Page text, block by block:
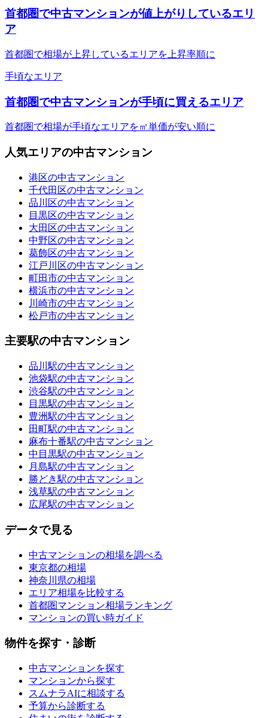
首都圏で中古マンションが値上がりしているエリ
ア
首都圏で相場が上昇しているエリアを上昇率順に
手頃なエリア
首都圏で中古マンションが手頃に買えるエリア
首都圏で相場が手頃なエリアを㎡単価が安い順に
人気エリアの中古マンション
港区の中古マンション
千代田区の中古マンション
品川区の中古マンション
目黒区の中古マンション
大田区の中古マンション
中野区の中古マンション
葛飾区の中古マンション
江戸川区の中古マンション
町田市の中古マンション
横浜市の中古マンション
川崎市の中古マンション
松戸市の中古マンション
主要駅の中古マンション
品川駅の中古マンション
池袋駅の中古マンション
渋谷駅の中古マンション
目黒駅の中古マンション
豊洲駅の中古マンション
田町駅の中古マンション
麻布十番駅の中古マンション
中目黒駅の中古マンション
月島駅の中古マンション
勝どき駅の中古マンション
浅草駅の中古マンション
広尾駅の中古マンション
データで見る
中古マンションの相場を調べる
東京都の相場
神奈川県の相場
エリア相場を比較する
首都圏マンション相場ランキング
マンションの買い時ガイド
物件を探す・診断
中古マンションを探す
マンションから探す
スムナラAIに相談する
予算から診断する